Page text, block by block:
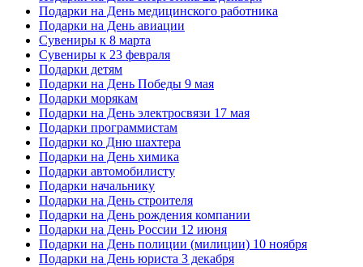
Подарки на День медицинского работника
Подарки на День авиации
Сувениры к 8 марта
Сувениры к 23 февраля
Подарки детям
Подарки на День Победы 9 мая
Подарки морякам
Подарки на День электросвязи 17 мая
Подарки программистам
Подарки ко Дню шахтера
Подарки на День химика
Подарки автомобилисту
Подарки начальнику
Подарки на День строителя
Подарки на День рождения компании
Подарки на День России 12 июня
Подарки на День полиции (милиции) 10 ноября
Подарки на День юриста 3 декабря